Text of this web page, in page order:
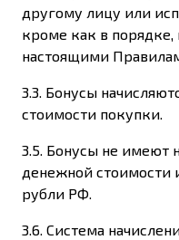
другому лицу или
кроме как в
настоящими
3.3. Бонусы
стоимости покупки.
3.5. Бонусы не имеют
денежной стоимости
рубли РФ.
3.6. Система